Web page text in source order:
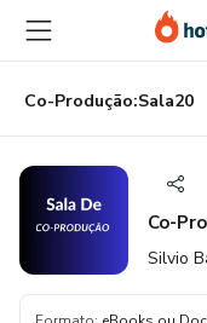
para
conteúdo
principal
para
pagamento
para
rodapé
Co-Produção:Sala20
Co-
Silvio